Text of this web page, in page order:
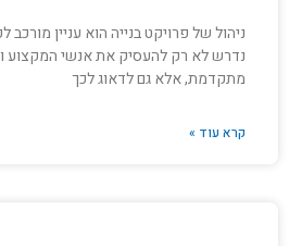
ניהול של פרויקט בנייה הוא עניין
נדרש לא רק להעסיק את אנשי המקצוע
מתקדמת, אלא גם לדאוג לכך
קרא עוד »